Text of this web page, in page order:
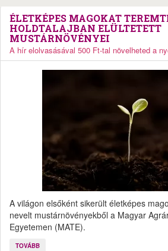
ÉLETKÉPES MAGOKAT
HOLDTALAJBAN ELÜLTETETT
MUSTÁRNÖVÉNYEI
A hír elolvasásával 500 Ft-tal növelheted a
A világon elsőként sikerült életképes
nevelt mustárnövényekből a Magyar
Egyetemen (MATE).
TOVÁBB